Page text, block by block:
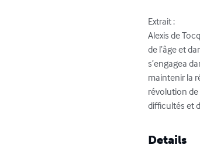
Extrait :
Alexis de
de l’âge et
s’engagea
maintenir la
révolution de
difficultés et
Details